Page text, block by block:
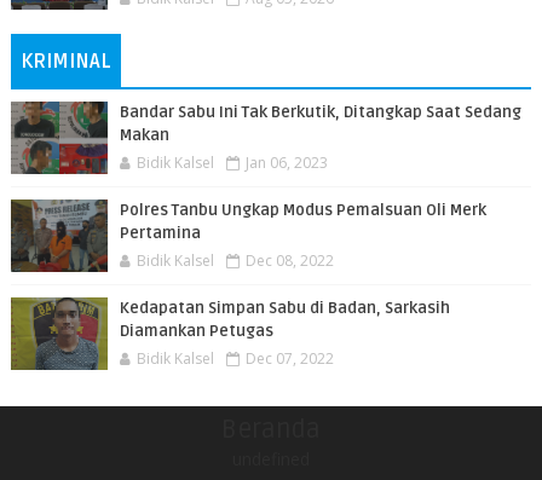
KRIMINAL
Bandar Sabu Ini Tak Berkutik, Ditangkap Saat Sedang
Makan
Bidik Kalsel Jan 06, 2023
Polres Tanbu Ungkap Modus Pemalsuan Oli Merk
Pertamina
Bidik Kalsel Dec 08, 2022
Kedapatan Simpan Sabu di Badan, Sarkasih
Diamankan Petugas
Bidik Kalsel Dec 07, 2022